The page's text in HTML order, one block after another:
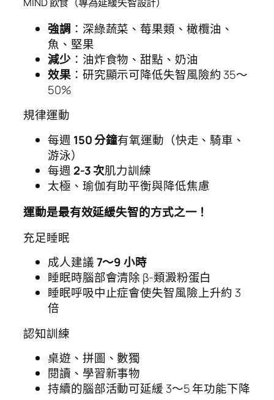
強調 ：深綠蔬菜、莓果類、橄欖油、
魚、堅果
減少：油炸食物、甜點、奶油
效果：研究顯示可降低失智風險約 35～
50%
規律運動
每週 150 分鐘有氧運動（快走、騎車、
游泳）
每週 2-3 次肌力訓練
太極、瑜伽有助平衡與降低焦慮
運動是最有效延緩失智的方式之一！
充足睡眠
成人建議7～9 小時
睡眠時腦部會清除 β-類澱粉蛋白
睡眠呼吸中止症會使失智風險上升約 3
倍
認知訓練
桌遊、拼圖、數獨
閱讀、學習新事物
持續的腦部活動可延緩 3～5 年功能下降